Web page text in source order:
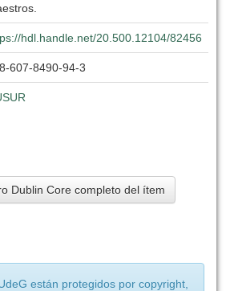
hdl.handle.net/20.500.12104/82456
607-8490-94-3
Dublin Core completo del ítem
están protegidos por copyright,